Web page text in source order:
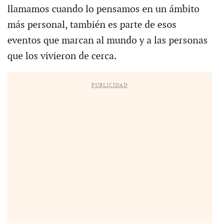
llamamos cuando lo pensamos en un ámbito
más personal, también es parte de esos
eventos que marcan al mundo y a las personas
que los vivieron de cerca.
PUBLICIDAD